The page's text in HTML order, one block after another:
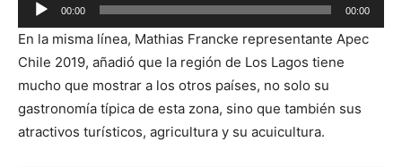
de
audio
00:00 00:00
En la misma línea, Mathias Francke representante Apec
Chile 2019, añadió que la región de Los Lagos tiene
mucho que mostrar a los otros países, no solo su
gastronomía típica de esta zona, sino que también sus
atractivos turísticos, agricultura y su acuicultura.